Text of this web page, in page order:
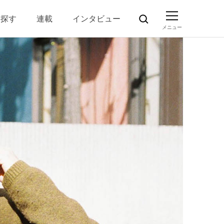
す 連載 インタビュー